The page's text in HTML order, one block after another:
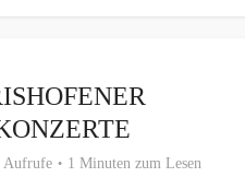
Aufrufe 1 Minuten zum Lesen